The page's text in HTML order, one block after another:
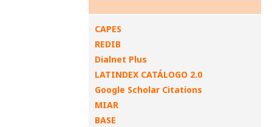
CAPES
REDIB
Dialnet Plus
LATINDEX CATÁLOGO 2.0
Google Scholar Citations
MIAR
BASE